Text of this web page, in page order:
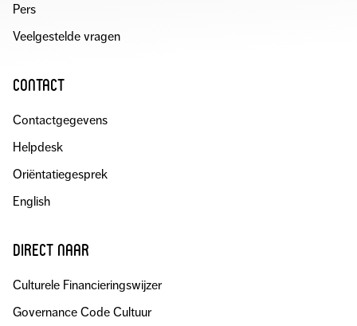
Pers
Veelgestelde vragen
contact
Contactgegevens
Helpdesk
Oriëntatiegesprek
English
direct naar
Culturele Financieringswijzer
Governance Code Cultuur